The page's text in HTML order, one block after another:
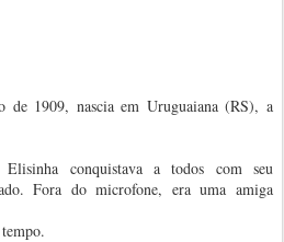
de 1909, nascia em Uruguaiana (RS), a
conquistava a todos com seu
Fora do microfone, era uma amiga